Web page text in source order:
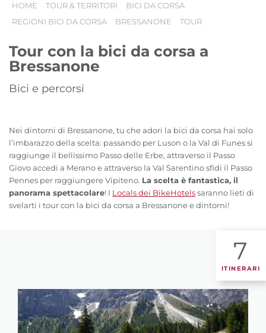
HOME TOUR & TERRITORI
BICI DA CORSA
REGIONI BICI DA CORSA
BRESSANONE TOUR
Tour con la bici da corsa a
Bressanone
Bici e percorsi
Nei dintorni di Bressanone, tu che adori la bici da corsa hai solo
l’imbarazzo della scelta: passando per Luson o la Val di Funes si
raggiunge il bellissimo Passo delle Erbe, attraverso il Passo
Giovo accedi a Merano e attraverso la Val Sarentino sfidi il Passo
Pennes per raggiungere Vipiteno. La scelta è fantastica, il
panorama spettacolare! I Locals dei BikeHotelssaranno lieti di
svelarti i tour con la bici da corsa a Bressanone e dintorni!
7
ITINERARI